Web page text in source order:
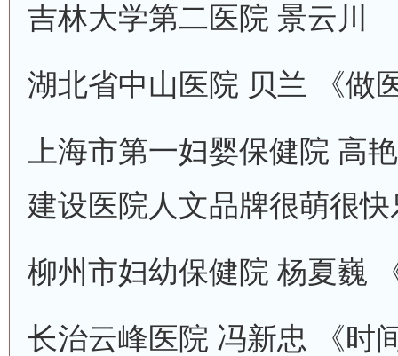
吉林大学第二医院 景云川
湖北省中山医院 贝兰 《做
上海市第一妇婴保健院 高
建设医院人文品牌很萌很快
柳州市妇幼保健院 杨夏巍
长治云峰医院 冯新忠 《时